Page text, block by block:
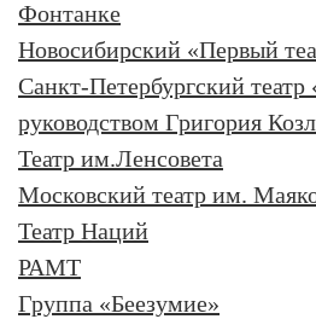
Фонтанке
Новосибирский «Первый
Санкт-Петербургский
руководством Григория
Театр им.Ленсовета
Московский театр им.
Театр Наций
РАМТ
Группа «Беезумие»